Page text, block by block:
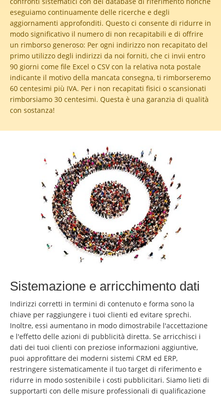
eseguiamo continuamente delle ricerche e degli
aggiornamenti approfonditi. Questo ci consente di ridurre in
modo significativo il numero di non recapitabili e di offrire
un rimborso generoso: Per ogni indirizzo non recapitato del
primo utilizzo degli indirizzi da noi forniti, che ci invii entro
90 giorni come file Excel o CSV con la relativa nota postale
indicante il motivo della mancata consegna, ti rimborseremo
60 centesimi più IVA. Per i non recapitati fisici o scansionati
rimborsiamo 30 centesimi. Questa è una garanzia di qualità
con sostanza!
Sistemazione e arricchimento dati
Indirizzi corretti in termini di contenuto e forma sono la
chiave per raggiungere i tuoi clienti ed evitare sprechi.
Inoltre, essi aumentano in modo dimostrabile l'accettazione
e l'effetto delle azioni di pubblicità diretta. Se arricchisci i
dati dei tuoi clienti con preziose informazioni aggiuntive,
puoi approfittare dei moderni sistemi CRM ed ERP,
restringere sistematicamente il tuo target di riferimento e
ridurre in modo sostenibile i costi pubblicitari. Siamo lieti di
supportarti con delle misure professionali di qualificazione